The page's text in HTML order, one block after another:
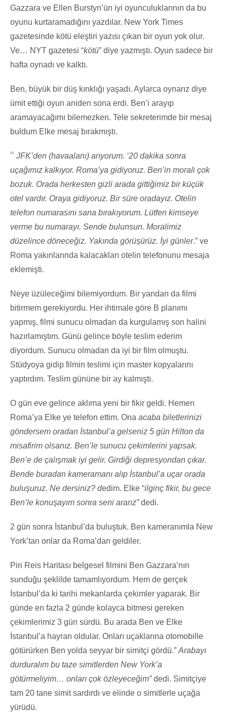
Gazzara ve Ellen Burstyn’ün iyi oyunculuklarının da bu
oyunu kurtaramadığını yazdılar. New York Times
gazetesinde kötü eleştiri yazısı çıkan bir oyun yok olur.
Ve… NYT gazetesi “kötü” diye yazmıştı. Oyun sadece bir
hafta oynadı ve kalktı.
Ben, büyük bir düş kırıklığı yaşadı. Aylarca oynarız diye
ümit ettiği oyun aniden sona erdi. Ben’i arayıp
aramayacağımı bilemezken. Tele sekreterimde bir mesaj
buldum Elke mesaj bırakmıştı.
“ JFK’den (havaalanı) arıyorum. ‘20 dakika sonra
uçağımız kalkıyor. Roma’ya gidiyoruz. Ben’in morali çok
bozuk. Orada herkesten gizli arada gittiğimiz bir küçük
otel vardır. Oraya gidiyoruz. Bir süre oradayız. Otelin
telefon numarasını sana bırakıyorum. Lütfen kimseye
verme bu numarayı. Sende bulunsun. Moralimiz
düzelince döneceğiz. Yakında görüşürüz. İyi günler.” ve
Roma yakınlarında kalacakları otelin telefonunu mesaja
eklemişti.
Neye üzüleceğimi bilemiyordum. Bir yandan da filmi
bitirmem gerekiyordu. Her ihtimale göre B planımı
yapmış, filmi sunucu olmadan da kurgulamış son halini
hazırlamıştım. Günü gelince böyle teslim ederim
diyordum. Sunucu olmadan da iyi bir film olmuştu.
Stüdyoya gidip filmin teslimi için master kopyalarını
yaptırdım. Teslim gününe bir ay kalmıştı.
O gün eve gelince aklıma yeni bir fikir geldi. Hemen
Roma’ya Elke ye telefon ettim. Ona acaba biletlerinizi
göndersem oradan İstanbul’a gelseniz 5 gün Hilton da
misafirim olsanız. Ben’le sunucu çekimlerini yapsak.
Ben’e de çalışmak iyi gelir. Girdiği depresyondan çıkar.
Bende buradan kameramanı alıp İstanbul’a uçar orada
buluşuruz. Ne dersiniz? dedim. Elke “ilginç fikir, bu gece
Ben’le konuşayım sonra seni ararız”dedi.
2 gün sonra İstanbul’da buluştuk. Ben kameranımla New
York’tan onlar da Roma’dan geldiler.
Piri Reis Haritası belgesel filmini Ben Gazzara’nın
sunduğu şeklilde tamamlıyordum. Hem de gerçek
İstanbul’da ki tarihi mekanlarda çekimler yaparak. Bir
günde en fazla 2 günde kolayca bitmesi gereken
çekimlerimiz 3 gün sürdü. Bu arada Ben ve Elke
İstanbul’a hayran oldular. Onları uçaklarına otomobille
götürürken Ben yolda seyyar bir simitçi gördü.” Arabayı
durduralım bu taze simitlerden New York’a
götürmeliyim… onları çok özleyeceğim”dedi. Simitçiye
tam 20 tane simit sardırdı ve elinde o simitlerle uçağa
yürüdü.